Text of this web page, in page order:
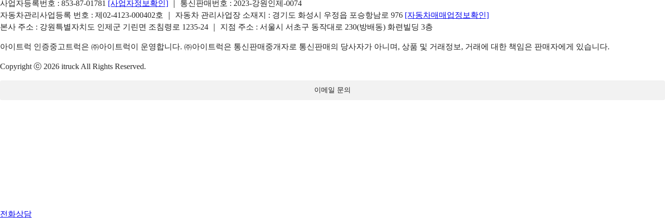
사업자등록번호 : 853-87-01781 [사업자정보확인]
｜ 통신판매번호 : 2023-강원인제-0074
자동차관리사업등록 번호 : 제02-4123-000402호 ｜ 자동차 관리사업장 소재지 : 경기도 화성시 우정읍 포승항남로 976 [자동차매매업정보확인]
본사 주소 : 강원특별자치도 인제군 기린면 조침령로 1235-24 ｜ 지점 주소 : 서울시 서초구 동작대로 230(방배동) 화련빌딩 3층
아이트럭 인증중고트럭은 ㈜아이트럭이 운영합니다. ㈜아이트럭은 통신판매중개자로 통신판매의 당사자가 아니며, 상품 및 거래정보, 거래에 대한 책임은 판매자에게 있습니다.
Copyright ⓒ 2026 itruck All Rights Reserved.
이메일 문의
전화상담